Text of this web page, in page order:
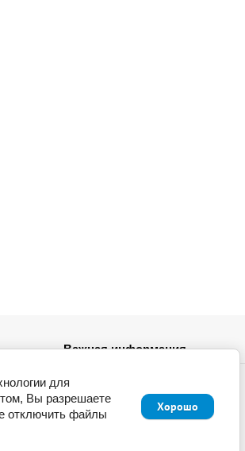
Важная информация
Приемка товара
Гарантия
для
Вы разрешаете
отключить файлы
Хорошо